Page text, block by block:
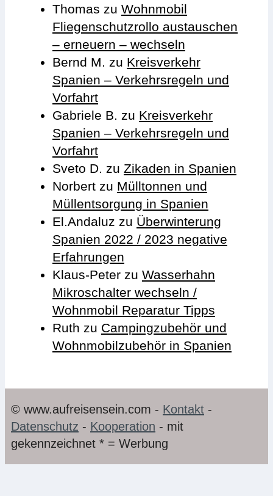
Thomas zu Wohnmobil
Fliegenschutzrollo austauschen
– erneuern – wechseln
Bernd M. zu Kreisverkehr
Spanien – Verkehrsregeln und
Vorfahrt
Gabriele B. zu Kreisverkehr
Spanien – Verkehrsregeln und
Vorfahrt
Sveto D. zu Zikaden in Spanien
Norbert zu Mülltonnen und
Müllentsorgung in Spanien
El.Andaluz zu Überwinterung
Spanien 2022 / 2023 negative
Erfahrungen
Klaus-Peter zu Wasserhahn
Mikroschalter wechseln /
Wohnmobil Reparatur Tipps
Ruth zu Campingzubehör und
Wohnmobilzubehör in Spanien
© www.aufreisensein.com - Kontakt -
Datenschutz - Kooperation - mit
gekennzeichnet * = Werbung